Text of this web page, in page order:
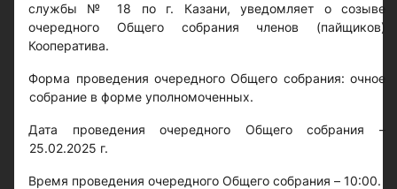
службы № 18 по г. Казани, уведомляет о созыве
очередного Общего собрания членов (пайщиков)
Кооператива.
Форма проведения очередного Общего собрания: очное
собрание в форме уполномоченных.
Дата проведения очередного Общего собрания –
25.02.2025 г.
Время проведения очередного Общего собрания – 10:00.